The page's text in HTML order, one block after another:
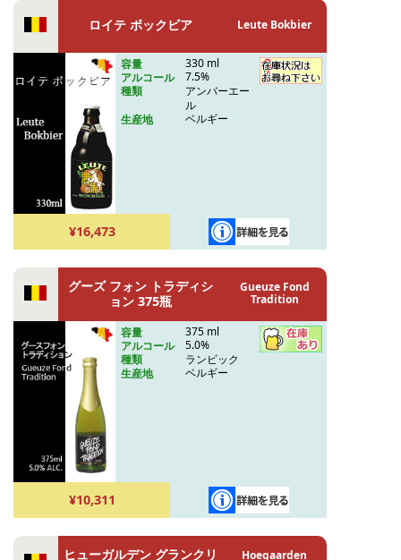
ロイテ ボックビア Leute Bokbier
容量
330 ml
アルコール
7.5%
種類
アンバーエー
ル
生産地
ベルギー
¥16,473
グーズ フォン トラディシ
ョン 375瓶
Gueuze Fond
Tradition
容量
375 ml
アルコール
5.0%
種類
ランビック
生産地
ベルギー
¥10,311
ヒューガルデン グランクリ
Hoegaarden